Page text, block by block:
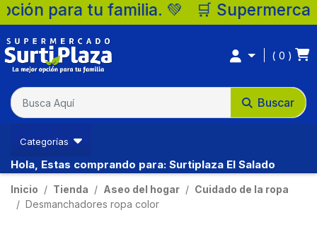
Supermercados Surtiplaza, la
Buscar
0
Categorías
Hola, Estas comprando para: Surtiplaza El Salado
Inicio Tienda Aseo del hogar
Cuidado de la ropa
Desmanchadores ropa color